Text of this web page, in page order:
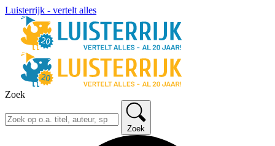
Luisterrijk - vertelt alles
Zoek
Zoek